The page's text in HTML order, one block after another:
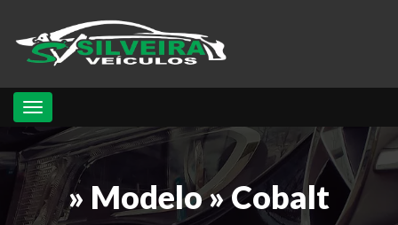
Toggle navigation
» Modelo » Cobalt